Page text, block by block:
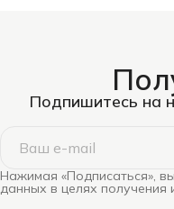
Подпишитесь на
Нажимая «Подписаться»,
данных в целях